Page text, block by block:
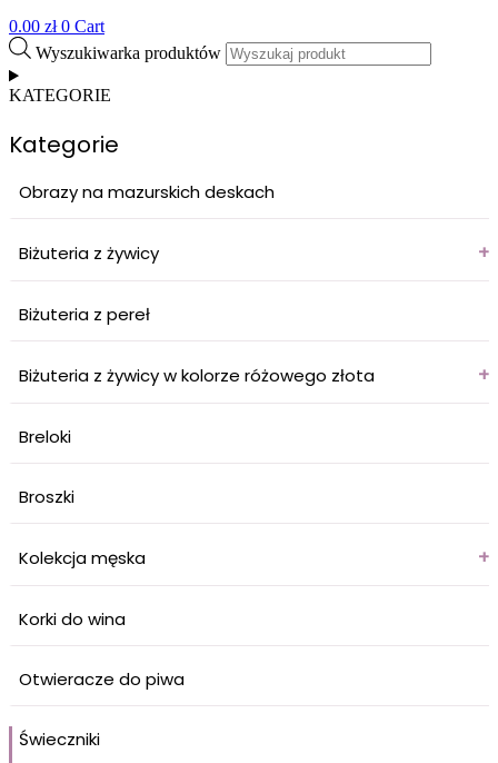
0.00 zł 0 Cart
Wyszukiwarka produktów
KATEGORIE
Kategorie
Obrazy na mazurskich deskach
Biżuteria z żywicy +
Biżuteria z pereł
Biżuteria z żywicy w kolorze różowego złota +
Breloki
Broszki
Kolekcja męska +
Korki do wina
Otwieracze do piwa
Świeczniki